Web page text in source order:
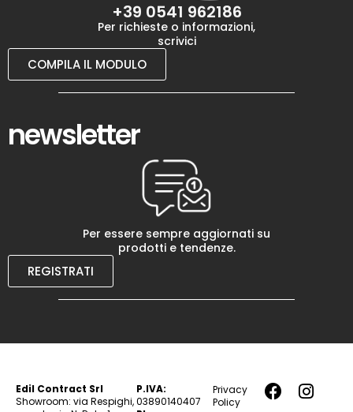
+39 0541 962186
Per richieste o informazioni,
scrivici
COMPILA IL MODULO
newsletter
Per essere sempre aggiornati su
prodotti e tendenze.
REGISTRATI
Edil Contract Srl
Showroom: via Respighi,
P.IVA:
03890140407
Privacy
Policy